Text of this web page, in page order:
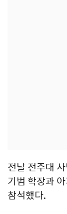
전날 전주대
기범 학장과
참석했다.